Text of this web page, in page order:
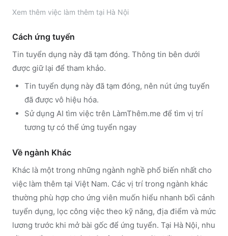
Xem thêm việc làm thêm tại Hà Nội
Cách ứng tuyển
Tin tuyển dụng này đã tạm đóng. Thông tin bên dưới
được giữ lại để tham khảo.
Tin tuyển dụng này đã tạm đóng, nên nút ứng tuyển
đã được vô hiệu hóa.
Sử dụng AI tìm việc trên LàmThêm.me để tìm vị trí
tương tự có thể ứng tuyển ngay
Về ngành Khác
Khác là một trong những ngành nghề phổ biến nhất cho
việc làm thêm tại Việt Nam. Các vị trí trong ngành khác
thường phù hợp cho ứng viên muốn hiểu nhanh bối cảnh
tuyển dụng, lọc công việc theo kỹ năng, địa điểm và mức
lương trước khi mở bài gốc để ứng tuyển. Tại Hà Nội, nhu